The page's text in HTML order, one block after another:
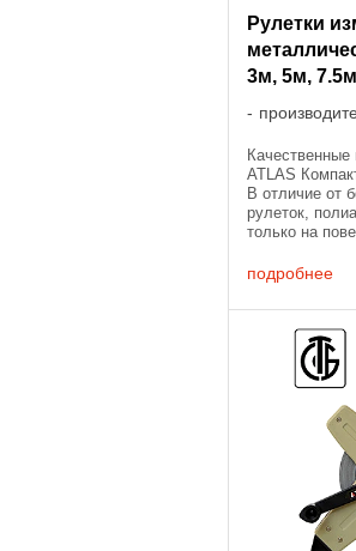
Рулетки
3м, 5м,
ATLAS
В отличие от
рулеток,
только на
ленту, что ...
подробнее